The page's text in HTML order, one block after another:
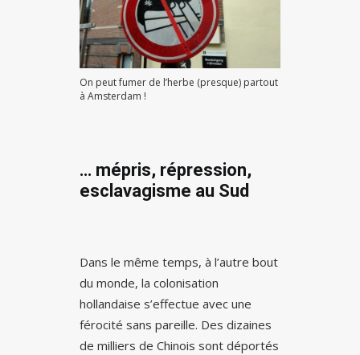
On peut fumer de l’herbe (presque) partout
à Amsterdam !
… mépris, répression,
esclavagisme au Sud
Dans le même temps, à l’autre bout
du monde, la colonisation
hollandaise s’effectue avec une
férocité sans pareille. Des dizaines
de milliers de Chinois sont déportés